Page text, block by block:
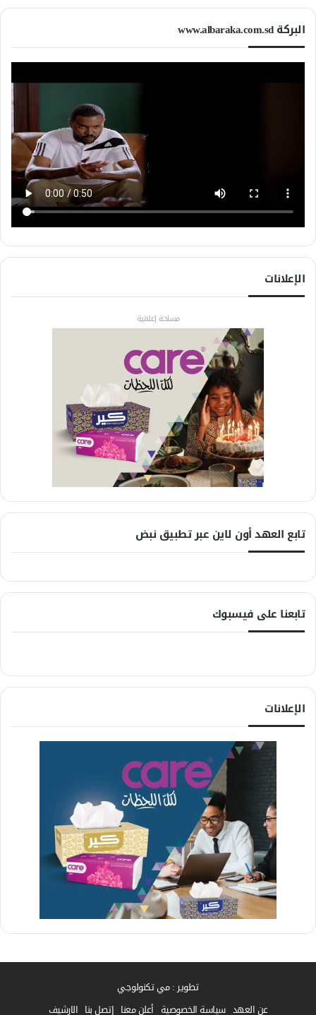
البركة www.albaraka.com.sd
الإعلانات
مساحة إعلانية
تابع العهد أون لاين عبر تطبيق نبض
تابعنا على فيسبوك
الإعلانات
تطوير : مي تكنولوجي
عن العهد سياسة الخصوصية أعلن معنا إتصل بنا الارشيف